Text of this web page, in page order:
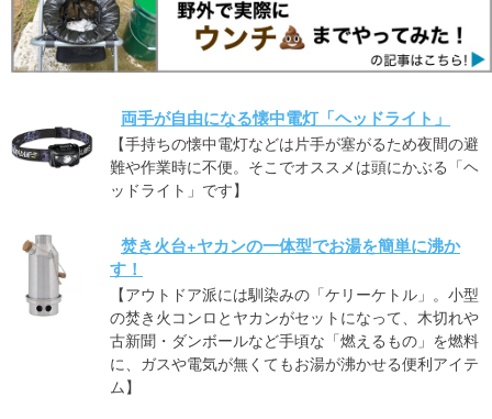
両手が自由になる懐中電灯「ヘッドライト」
【手持ちの懐中電灯などは片手が塞がるため夜間の避
難や作業時に不便。そこでオススメは頭にかぶる「ヘ
ッドライト」です】
焚き火台+ヤカンの一体型でお湯を簡単に沸か
す！
【アウトドア派には馴染みの「ケリーケトル」。小型
の焚き火コンロとヤカンがセットになって、木切れや
古新聞・ダンボールなど手頃な「燃えるもの」を燃料
に、ガスや電気が無くてもお湯が沸かせる便利アイテ
ム】